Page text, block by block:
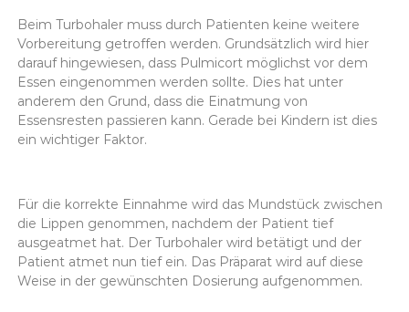
Beim Turbohaler muss durch Patienten keine weitere
Vorbereitung getroffen werden. Grundsätzlich wird hier
darauf hingewiesen, dass Pulmicort möglichst vor dem
Essen eingenommen werden sollte. Dies hat unter
anderem den Grund, dass die Einatmung von
Essensresten passieren kann. Gerade bei Kindern ist dies
ein wichtiger Faktor.
Für die korrekte Einnahme wird das Mundstück zwischen
die Lippen genommen, nachdem der Patient tief
ausgeatmet hat. Der Turbohaler wird betätigt und der
Patient atmet nun tief ein. Das Präparat wird auf diese
Weise in der gewünschten Dosierung aufgenommen.